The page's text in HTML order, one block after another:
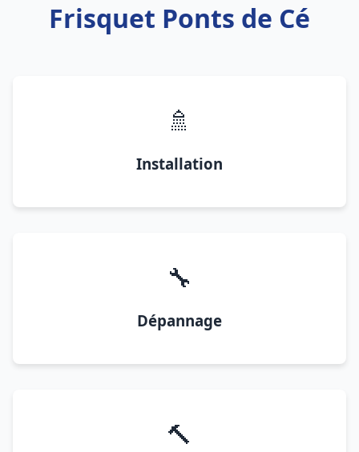
Frisquet Ponts de Cé
🚿
Installation
🔧
Dépannage
🔨